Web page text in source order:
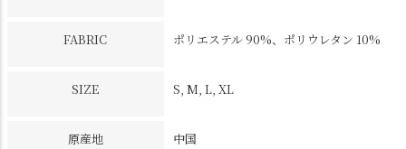
FABRIC ポリエステル 90%、ポリウレタン 10%
SIZE S, M, L, XL
原産地 中国